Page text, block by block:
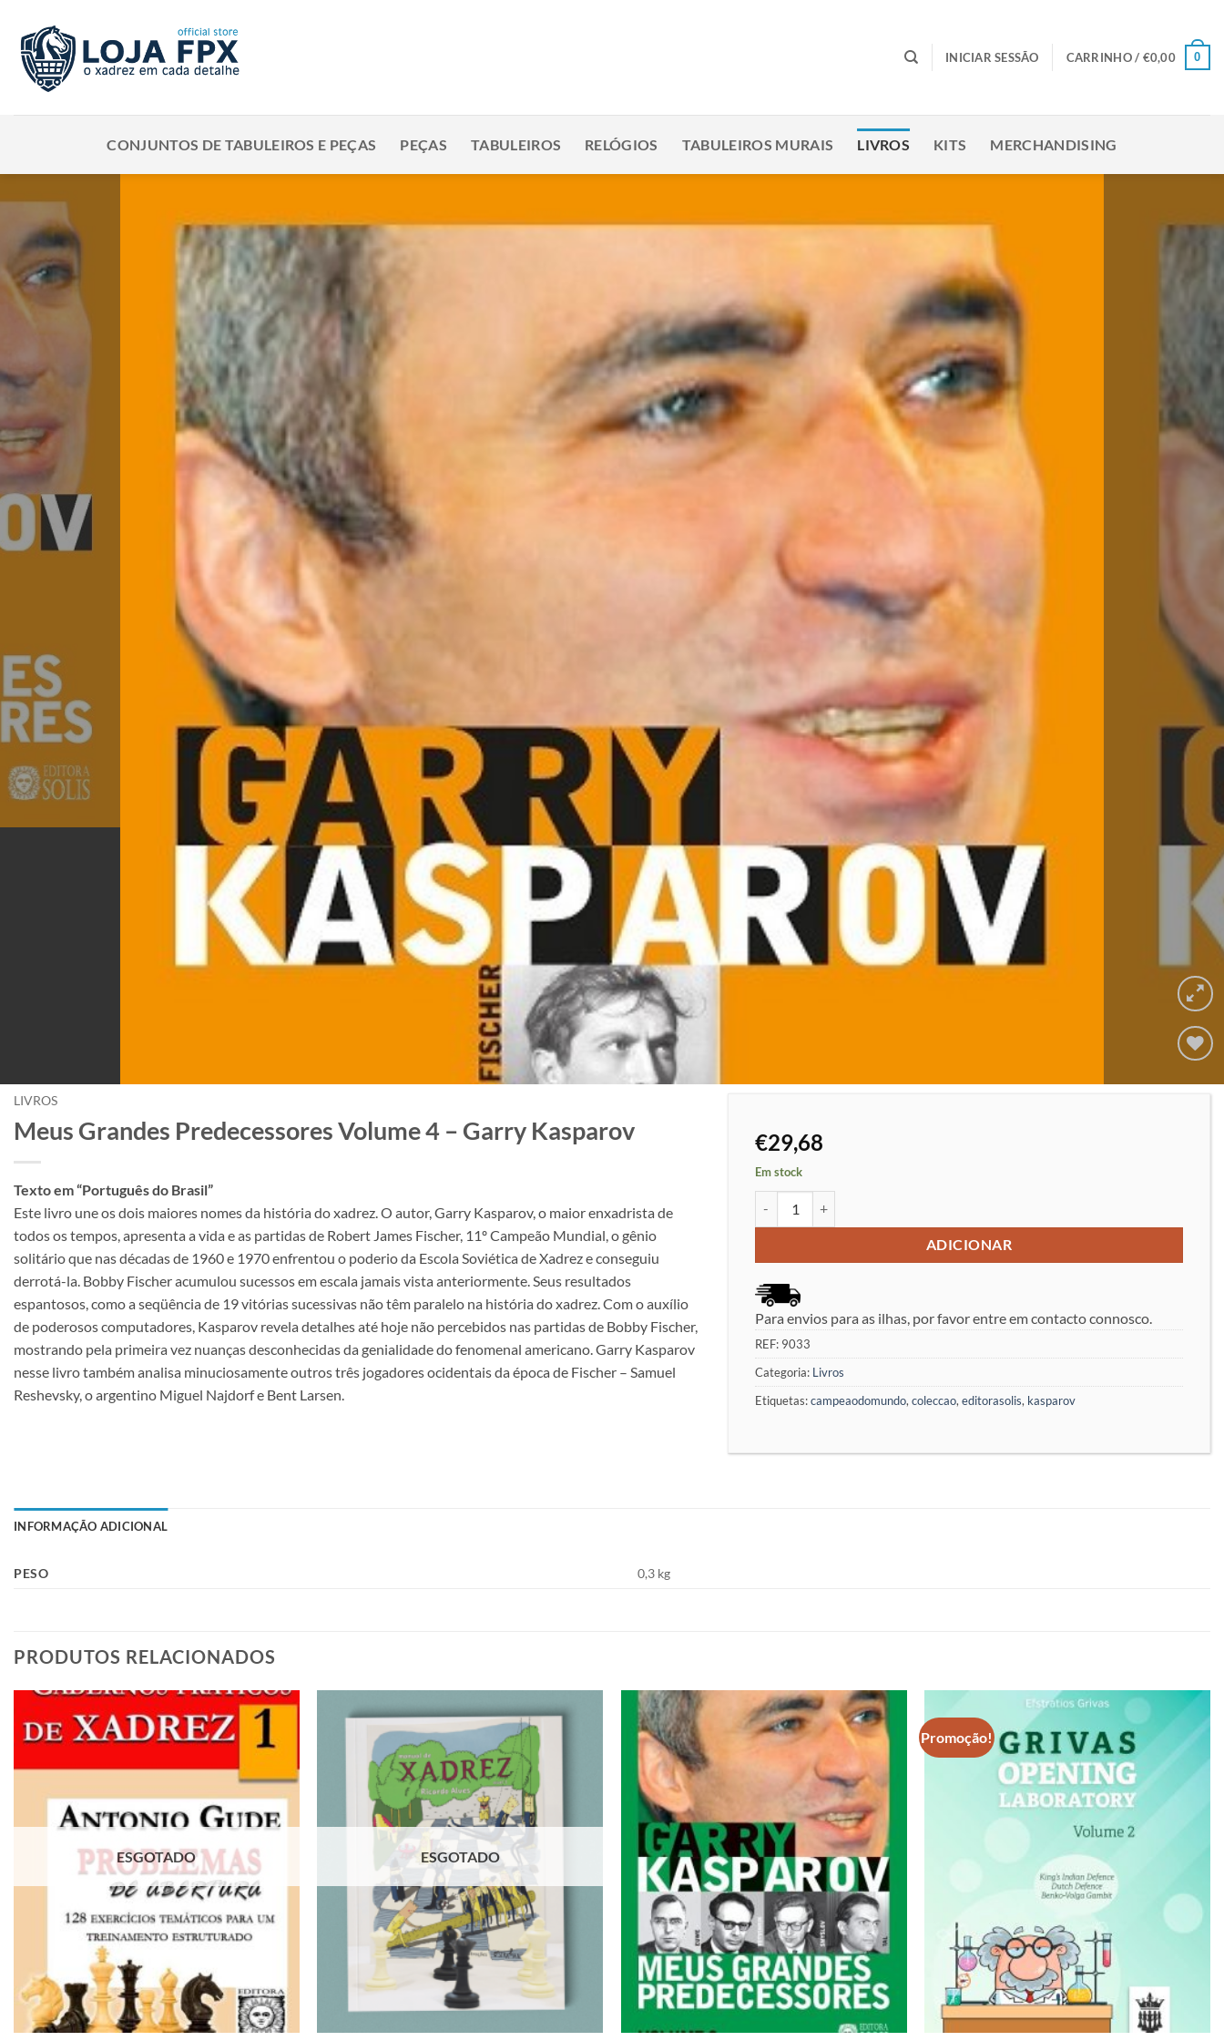
content
INICIAR SESSÃO CARRINHO / €0,00 0
CONJUNTOS DE TABULEIROS E PEÇAS PEÇAS TABULEIROS RELÓGIOS TABULEIROS MURAIS LIVROS KITS MERCHANDISING
LIVROS
Meus Grandes Predecessores Volume 4 – Garry Kasparov
Texto em “Português do Brasil”
Este livro une os dois maiores nomes da história do xadrez. O autor, Garry Kasparov, o maior enxadrista de
todos os tempos, apresenta a vida e as partidas de Robert James Fischer, 11º Campeão Mundial, o gênio
solitário que nas décadas de 1960 e 1970 enfrentou o poderio da Escola Soviética de Xadrez e conseguiu
derrotá-la. Bobby Fischer acumulou sucessos em escala jamais vista anteriormente. Seus resultados
espantosos, como a seqüência de 19 vitórias sucessivas não têm paralelo na história do xadrez. Com o auxílio
de poderosos computadores, Kasparov revela detalhes até hoje não percebidos nas partidas de Bobby Fischer,
mostrando pela primeira vez nuanças desconhecidas da genialidade do fenomenal americano. Garry Kasparov
nesse livro também analisa minuciosamente outros três jogadores ocidentais da época de Fischer – Samuel
Reshevsky, o argentino Miguel Najdorf e Bent Larsen.
€29,68
Em stock
ADICIONAR
Para envios para as ilhas, por favor entre em contacto connosco.
REF: 9033
Categoria: Livros
Etiquetas:campeaodomundo,coleccao,editorasolis, kasparov
INFORMAÇÃO ADICIONAL
PESO 0,3 kg
PRODUTOS RELACIONADOS
Adicionar
à lista de
ESGOTADO ESGOTADO
Adicionar
desejos
Promoção!
Adicionar
à lista de